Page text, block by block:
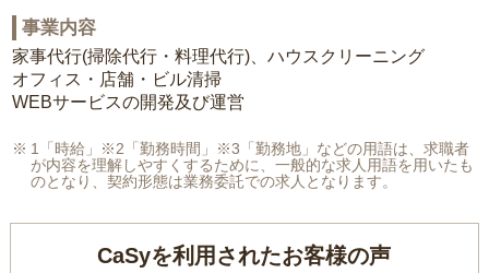
事業内容
家事代行(掃除代行・料理代行)、ハウスクリーニング
オフィス・店舗・ビル清掃
WEBサービスの開発及び運営
1「時給」※2「勤務時間」※3「勤務地」などの用語は、求職者
が内容を理解しやすくするために、一般的な求人用語を用いたも
のとなり、契約形態は業務委託での求人となります。
CaSyを利用されたお客様の声